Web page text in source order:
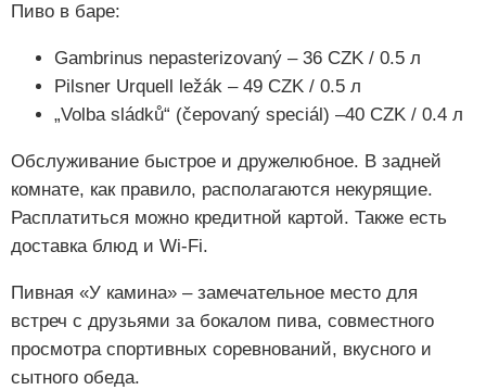
Пиво в баре:
Gambrinus nepasterizovaný – 36 CZK / 0.5 л
Pilsner Urquell ležák – 49 CZK / 0.5 л
„Volba sládků“ (čepovaný speciál) –40 CZK / 0.4 л
Обслуживание быстрое и дружелюбное. В задней
комнате, как правило, располагаются некурящие.
Расплатиться можно кредитной картой. Также есть
доставка блюд и Wi-Fi.
Пивная «У камина» – замечательное место для
встреч с друзьями за бокалом пива, совместного
просмотра спортивных соревнований, вкусного и
сытного обеда.